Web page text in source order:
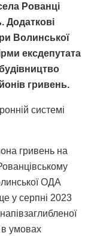
Рованці
Додаткові
Волинської
ексдепутата
гривень.
системі
гривень на
ОДА
у серпні 2023
в умовах